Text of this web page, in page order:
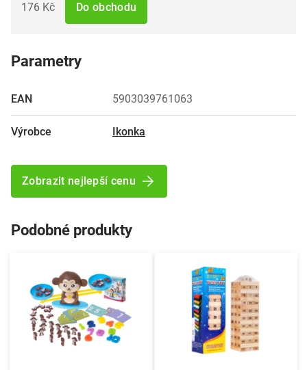
176 Kč Do obchodu
Parametry
EAN 5903039761063
Výrobce Ikonka
Zobrazit nejlepší cenu
Podobné produkty